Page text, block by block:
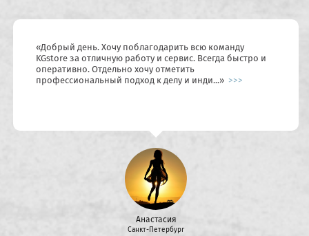
«Добрый день. Хочу поблагодарить всю команду
KGstore за отличную работу и сервис. Всегда быстро и
оперативно. Отдельно хочу отметить
профессиональный подход к делу и инди...» >>>
Анастасия
Санкт-Петербург